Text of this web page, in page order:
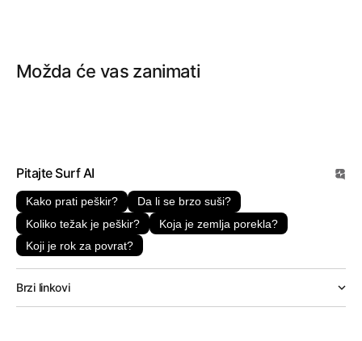
Možda će vas zanimati
Pitajte Surf AI
Kako prati peškir?
Da li se brzo suši?
Koliko težak je peškir?
Koja je zemlja porekla?
Koji je rok za povrat?
Brzi linkovi